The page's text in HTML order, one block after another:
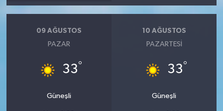
09 AĞUSTOS
PAZAR
33°
Güneşli
10 AĞUSTOS
PAZARTESI
33°
Güneşli